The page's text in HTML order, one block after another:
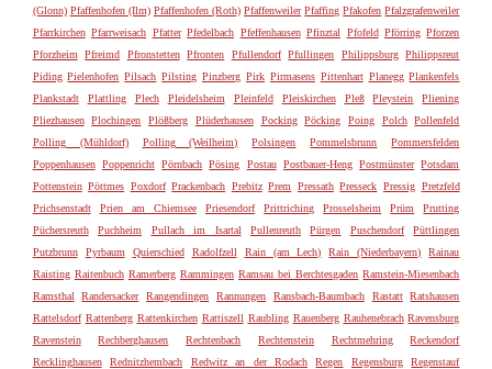
(Glonn) Pfaffenhofen (Ilm) Pfaffenhofen (Roth) Pfaffenweiler Pfaffing Pfakofen Pfalzgrafenweiler
Pfarrkirchen Pfarrweisach Pfatter Pfedelbach Pfeffenhausen Pfinztal Pfofeld Pförring Pforzen
Pforzheim
Pfreimd Pfronstetten Pfronten Pfullendorf Pfullingen Philippsburg Philippsreut
Piding Pielenhofen Pilsach Pilsting Pinzberg Pirk Pirmasens Pittenhart Planegg Plankenfels
Plankstadt
Plattling Plech Pleidelsheim Pleinfeld Pleiskirchen Pleß Pleystein
Pliening
Pliezhausen
Plochingen Plößberg Plüderhausen Pocking Pöcking Poing Polch
Pollenfeld
Polling (Mühldorf)
Polling (Weilheim) Polsingen Pommelsbrunn
Pommersfelden
Poppenhausen Poppenricht Pörnbach Pösing Postau Postbauer-Heng Postmünster Potsdam
Pottenstein Pöttmes Poxdorf Prackenbach Prebitz Prem Pressath Presseck Pressig Pretzfeld
Prichsenstadt
Prien am Chiemsee Priesendorf Prittriching Prosselsheim Prüm
Prutting
Püchersreuth
Puchheim Pullach im Isartal Pullenreuth Pürgen Puschendorf
Püttlingen
Putzbrunn
Pyrbaum Quierschied Radolfzell Rain (am Lech) Rain (Niederbayern)
Rainau
Raisting Raitenbuch Ramerberg Rammingen Ramsau bei Berchtesgaden Ramstein-Miesenbach
Ramsthal
Randersacker Rangendingen Rannungen Ransbach-Baumbach Rastatt
Ratshausen
Rattelsdorf Rattenberg Rattenkirchen Rattiszell Raubling Rauenberg Rauhenebrach Ravensburg
Ravenstein
Rechberghausen Rechtenbach Rechtenstein Rechtmehring
Reckendorf
Recklinghausen
Rednitzhembach Redwitz an der Rodach Regen Regensburg
Regenstauf